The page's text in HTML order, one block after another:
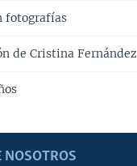
fotografías
de Cristina Fernández
NOSOTROS